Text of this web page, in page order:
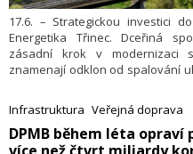
17.6. – Strategickou investici
Energetika Třinec. Dceřiná
zásadní krok v modernizaci
znamenají odklon od spalování
o výkonu 62 MWe založený
turbínou a spalinovým kotlem
Český Těšín. Dokončení
Infrastruktura Veřejná doprava
​DPMB během léta
více než čtvrt miliardy